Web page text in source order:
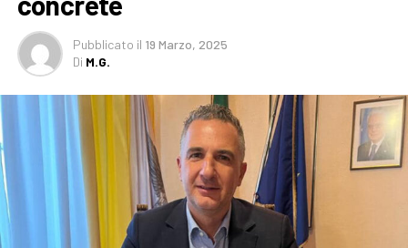
Pubblicato il 19 Marzo, 2025
Di M.G.